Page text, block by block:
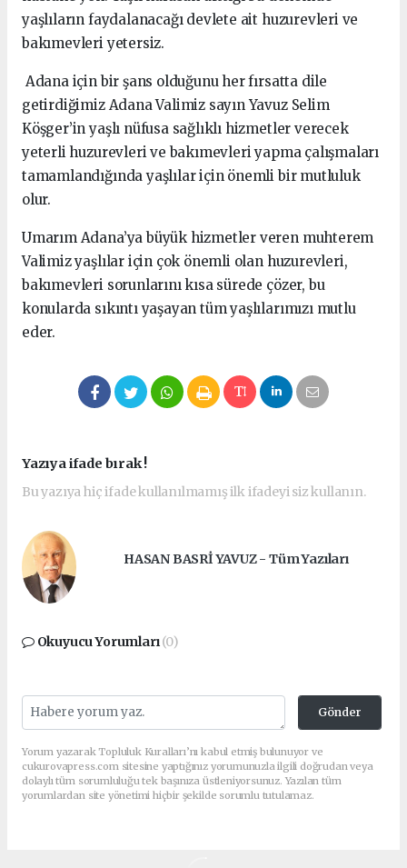
yaşlıların faydalanacağı devlete ait huzurevleri ve
bakımevleri yetersiz.
Adana için bir şans olduğunu her fırsatta dile
getirdiğimiz Adana Valimiz sayın Yavuz Selim
Köşger’in yaşlı nüfusa sağlıklı hizmetler verecek
yeterli huzurevleri ve bakımevleri yapma çalışmaları
tamamlandığında yaşlılar için önemli bir mutluluk
olur.
Umarım Adana’ya büyük hizmetler veren muhterem
Valimiz yaşlılar için çok önemli olan huzurevleri,
bakımevleri sorunlarını kısa sürede çözer, bu
konularda sıkıntı yaşayan tüm yaşlılarımızı mutlu
eder.
Yazıya ifade bırak !
Bu yazıya hiç ifade kullanılmamış ilk ifadeyi siz kullanın.
HASAN BASRİ YAVUZ - Tüm Yazıları
Okuyucu Yorumları(0)
Gönder
Yorum yazarak Topluluk Kuralları’nı kabul etmiş bulunuyor ve
cukurovapress.com sitesine yaptığınız yorumunuzla ilgili doğrudan veya
dolaylı tüm sorumluluğu tek başınıza üstleniyorsunuz. Yazılan tüm
yorumlardan site yönetimi hiçbir şekilde sorumlu tutulamaz.